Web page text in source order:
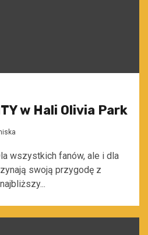
w Hali Olivia Park
wszystkich fanów, ale i dla
swoją przygodę z